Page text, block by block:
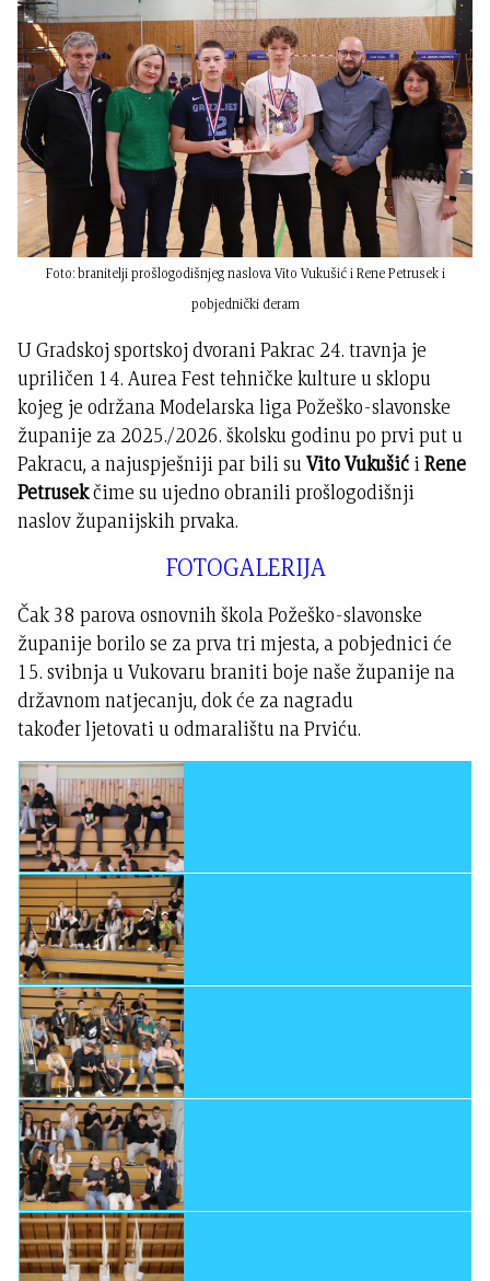
Foto: branitelji prošlogodišnjeg naslova Vito Vukušić i Rene Petrusek i
pobjednički đeram
U Gradskoj sportskoj dvorani Pakrac 24. travnja je
upriličen 14. Aurea Fest tehničke kulture u sklopu
kojeg je održana Modelarska liga Požeško-slavonske
županije za 2025./2026. školsku godinu po prvi put u
Pakracu, a najuspješniji par bili suVito Vukušić iRene
Petrusekčime su ujedno obranili prošlogodišnji
naslov županijskih prvaka.
FOTOGALERIJA
Čak 38 parova osnovnih škola Požeško-slavonske
županije borilo se za prva tri mjesta, a pobjednici će
15. svibnja u Vukovaru braniti boje naše županije na
državnom natjecanju, dok će za nagradu
također ljetovati u odmaralištu na Prviću.